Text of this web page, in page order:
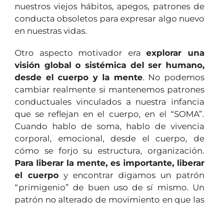
nuestros viejos hábitos, apegos, patrones de
conducta obsoletos para expresar algo nuevo
en nuestras vidas.
Otro aspecto motivador eraexplorar una
visión global o sistémica del ser humano,
desde el cuerpo y la mente. No podemos
cambiar realmente si mantenemos patrones
conductuales vinculados a nuestra infancia
que se reflejan en el cuerpo, en el “SOMA”.
Cuando hablo de soma, hablo de vivencia
corporal, emocional, desde el cuerpo, de
cómo se forjo su estructura, organización.
Para liberar la mente, es importante, liberar
el cuerpo y encontrar digamos un patrón
“primigenio” de buen uso de sí mismo. Un
patrón no alterado de movimiento en que las